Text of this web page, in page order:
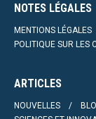
NOTES LÉGALES
MENTIONS LÉGALES
POLITIQUE SUR LES
ARTICLES
NOUVELLES